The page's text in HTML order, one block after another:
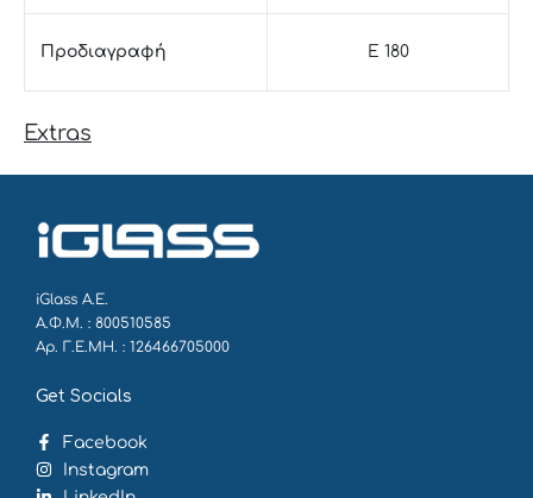
Προδιαγραφή E 180
Extras
iGlass Α.Ε.
Α.Φ.Μ. : 800510585
Αρ. Γ.Ε.ΜΗ. : 126466705000
Get Socials
Facebook
Instagram